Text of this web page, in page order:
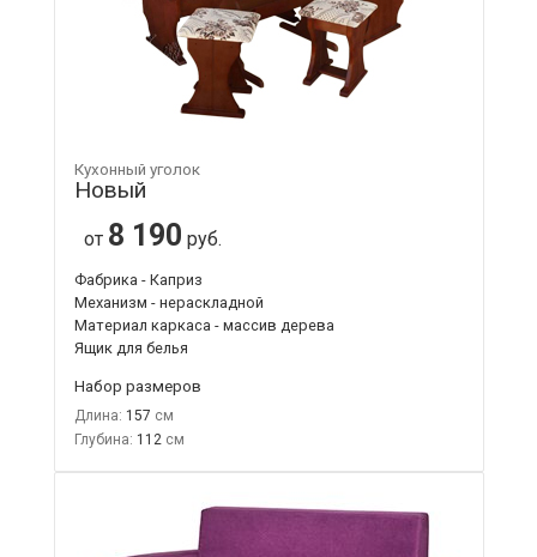
Кухонный уголок
Новый
от 8 190 руб.
Фабрика - Каприз
Механизм - нераскладной
Материал каркаса - массив дерева
Ящик для белья
Набор размеров
Длина: 157
Глубина: 112